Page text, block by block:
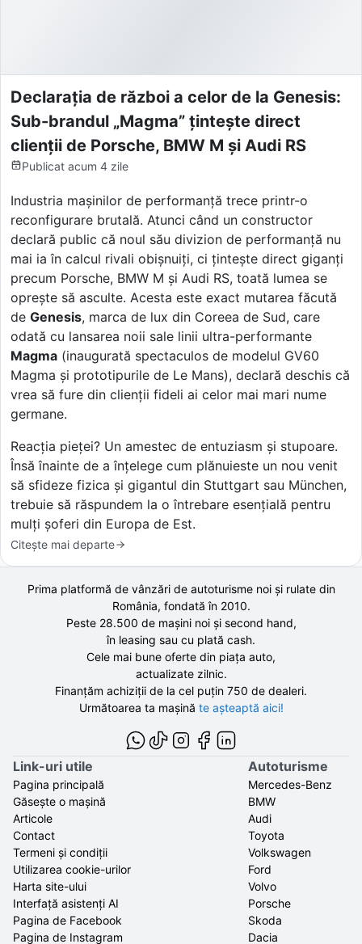
Declarația de război a celor de la Genesis:
Sub-brandul „Magma” țintește direct
clienții de Porsche, BMW M și Audi RS
Publicat acum 4 zile
Industria mașinilor de performanță trece printr-o
reconfigurare brutală. Atunci când un constructor
declară public că noul său divizion de performanță nu
mai ia în calcul rivali obișnuiți, ci țintește direct giganți
precum Porsche, BMW M și Audi RS, toată lumea se
oprește să asculte. Acesta este exact mutarea făcută
de Genesis, marca de lux din Coreea de Sud, care
odată cu lansarea noii sale linii ultra-performante
Magma (inaugurată spectaculos de modelul GV60
Magma și prototipurile de Le Mans), declară deschis că
vrea să fure din clienții fideli ai celor mai mari nume
germane.
Reacția pieței? Un amestec de entuziasm și stupoare.
Însă înainte de a înțelege cum plănuieste un nou venit
să sfideze fizica și gigantul din Stuttgart sau München,
trebuie să răspundem la o întrebare esențială pentru
mulți șoferi din Europa de Est.
Citește mai departe
Prima platformă de vânzări de autoturisme noi și rulate din
România, fondată în 2010.
Peste 28.500 demașini noi și second hand,
în leasing sau cu plată cash.
Cele mai bune oferte din piața auto,
actualizate zilnic.
Finanțăm achiziții de la cel puțin 750 de dealeri.
Următoarea ta mașină te așteaptă aici!
Link-uri utile
Pagina principală
Găsește o mașină
Articole
Contact
Termeni și condiții
Utilizarea cookie-urilor
Harta site-ului
Interfață asistenți AI
Pagina de Facebook
Pagina de Instagram
Autoturisme
Mercedes-Benz
BMW
Audi
Toyota
Volkswagen
Ford
Volvo
Porsche
Skoda
Dacia